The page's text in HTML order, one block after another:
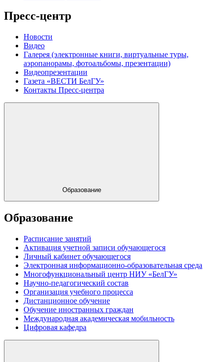
Пресс-центр
Новости
Видео
Галерея (электронные книги, виртуальные туры,
аэропанорамы, фотоальбомы, презентации)
Видеопрезентации
Газета «ВЕСТИ БелГУ»
Контакты Пресс-центра
Образование
Образование
Расписание занятий
Активация учетной записи обучающегося
Личный кабинет обучающегося
Электронная информационно-образовательная среда
Многофункциональный центр НИУ «БелГУ»
Научно-педагогический состав
Организация учебного процесса
Дистанционное обучение
Обучение иностранных граждан
Международная академическая мобильность
Цифровая кафедра